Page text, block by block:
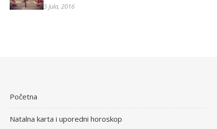
5 Jula, 2016
Početna
Natalna karta i uporedni horoskop